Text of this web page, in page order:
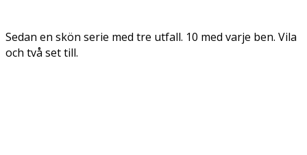
Sedan en skön serie med tre utfall. 10 med varje ben. Vila
och två set till.